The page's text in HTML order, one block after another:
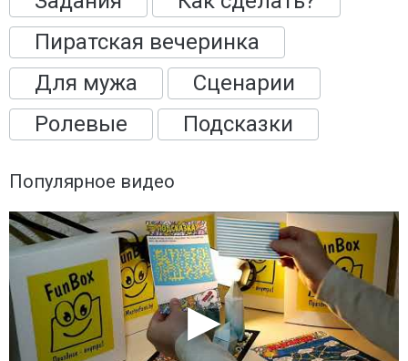
Пиратская вечеринка
Для мужа
Сценарии
Ролевые
Подсказки
Популярное видео